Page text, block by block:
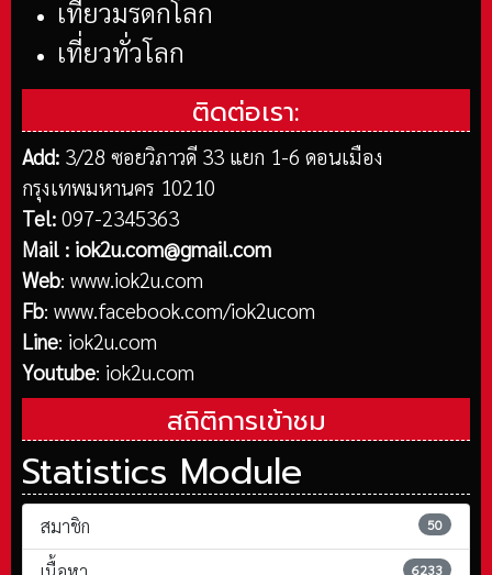
เที่ยวมรดกโลก
เที่ยวทั่วโลก
ติดต่อเรา:
Add: 3/28 ซอยวิภาวดี 33 แยก 1-6 ดอนเมือง
กรุงเทพมหานคร 10210
Tel: 097-2345363
Mail : iok2u.com@gmail.com
Web: www.iok2u.com
Fb: www.facebook.com/iok2ucom
Line: iok2u.com
Youtube: iok2u.com
สถิติการเข้าชม
Statistics Module
สมาชิก 50
6233